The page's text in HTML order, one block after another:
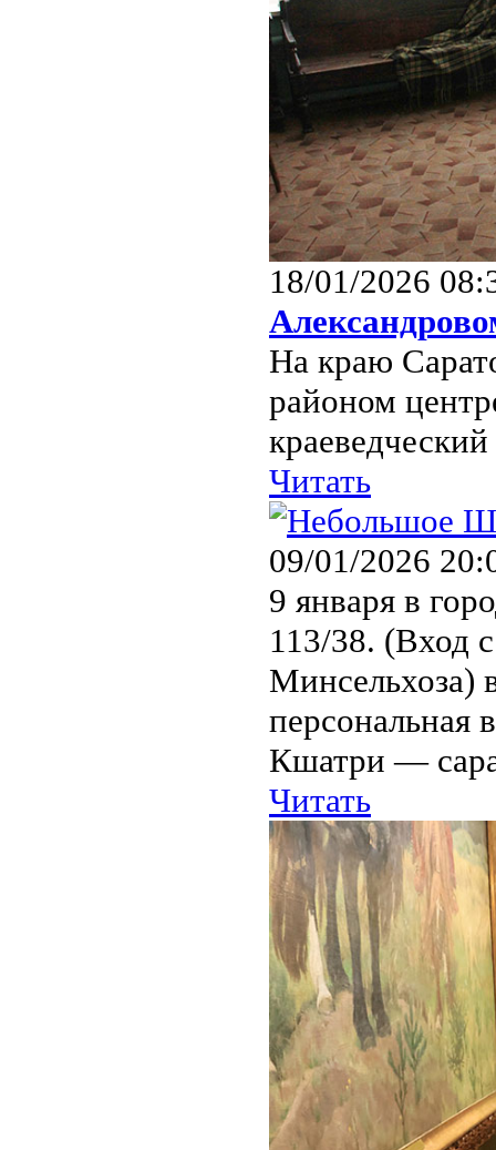
18/01/2026
На краю
районом
Читать
09/01/2026
9 января в
113/38. (Вход
Минсельхоза)
Кшатри —
Читать